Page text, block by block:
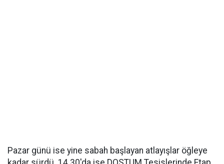
Pazar günü ise yine sabah başlayan atlayışlar öğleye